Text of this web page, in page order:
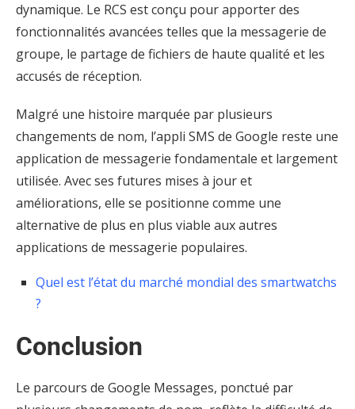
dynamique. Le RCS est conçu pour apporter des
fonctionnalités avancées telles que la messagerie de
groupe, le partage de fichiers de haute qualité et les
accusés de réception.
Malgré une histoire marquée par plusieurs
changements de nom, l’appli SMS de Google reste une
application de messagerie fondamentale et largement
utilisée. Avec ses futures mises à jour et
améliorations, elle se positionne comme une
alternative de plus en plus viable aux autres
applications de messagerie populaires.
Quel est l’état du marché mondial des smartwatchs
?
Conclusion
Le parcours de Google Messages, ponctué par